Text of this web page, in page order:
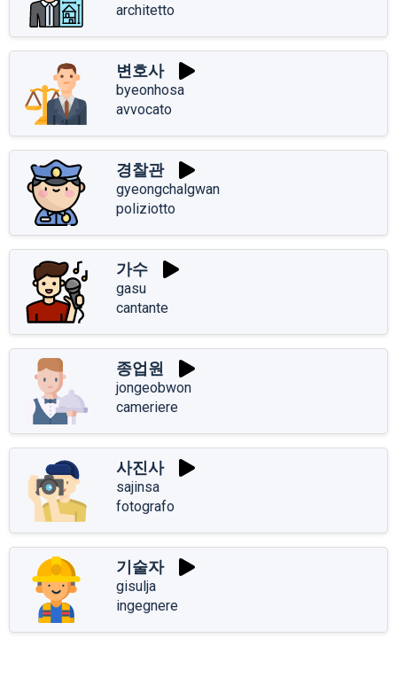
architetto
변호사
byeonhosa
avvocato
경찰관
gyeongchalgwan
poliziotto
가수
gasu
cantante
종업원
jongeobwon
cameriere
사진사
sajinsa
fotografo
기술자
gisulja
ingegnere